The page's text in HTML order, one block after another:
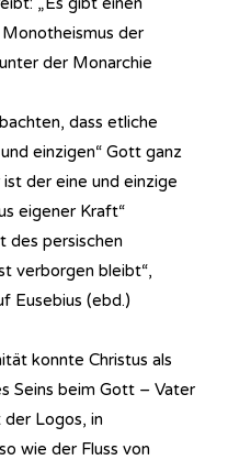
der
der Monarchie
dass etliche
einzigen“ Gott ganz
der eine und einzige
eigener Kraft“
des persischen
verborgen bleibt“,
Eusebius (ebd.)
konnte Christus als
Seins beim Gott – Vater
der Logos, in
wie der Fluss von